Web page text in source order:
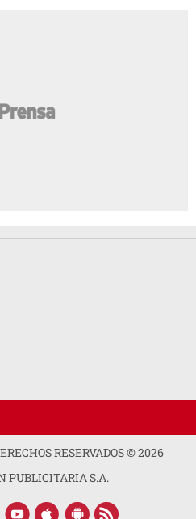
RESERVADOS ©2026
PUBLICITARIA S.A.